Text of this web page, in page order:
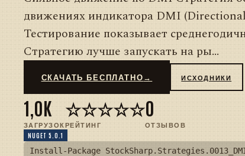
движениях индикатора DMI
Тестирование показывает
Стратегию лучше запускать на ры...
СКАЧАТЬ БЕСПЛАТНО → ИСХОДНИКИ
1,0K
ЗАГРУЗОК
☆☆☆☆☆
РЕЙТИНГ
0
ОТЗЫВОВ
NUGET 5.0.1
Install-Package